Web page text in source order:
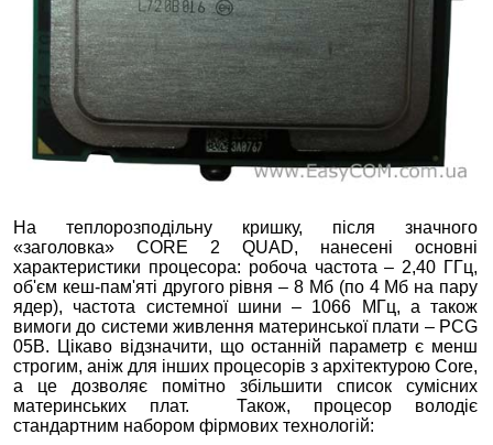
На теплорозподільну кришку, після значного
«заголовка» CORE 2 QUAD, нанесені основні
характеристики процесора: робоча частота – 2,40 ГГц,
об'єм кеш-пам'яті другого рівня – 8 Мб (по 4 Мб на пару
ядер), частота системної шини – 1066 МГц, а також
вимоги до системи живлення материнської плати – PCG
05B. Цікаво відзначити, що останній параметр є менш
строгим, аніж для інших процесорів з архітектурою Core,
а це дозволяє помітно збільшити список сумісних
материнських плат. Також, процесор володіє
стандартним набором фірмових технологій: